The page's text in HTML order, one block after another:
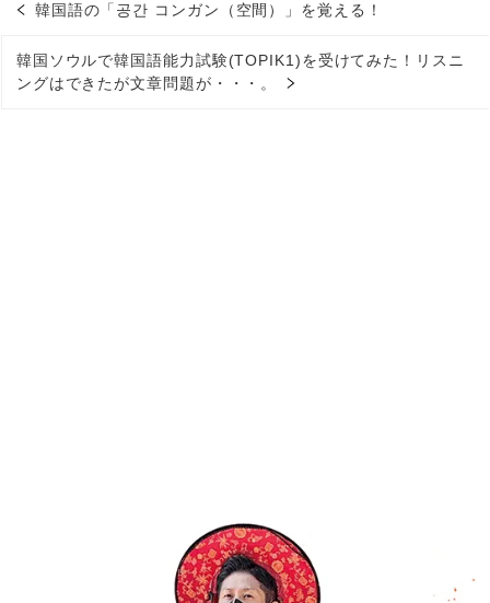
韓国語の「공간 コンガン（空間）」を覚える！
韓国ソウルで韓国語能力試験(TOPIK1)を受けてみた！リスニ
ングはできたが文章問題が・・・。